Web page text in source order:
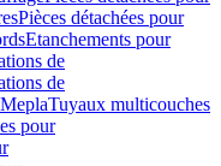
Pièces détachées pour
Etanchements pour
de
de
Tuyaux multicouches
pour